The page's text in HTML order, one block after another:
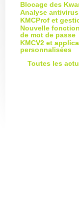
Blocage des
Analyse
KMCProf et
Nouvelle
de mot de passe
KMCV2 et
personnalisées
Toutes les